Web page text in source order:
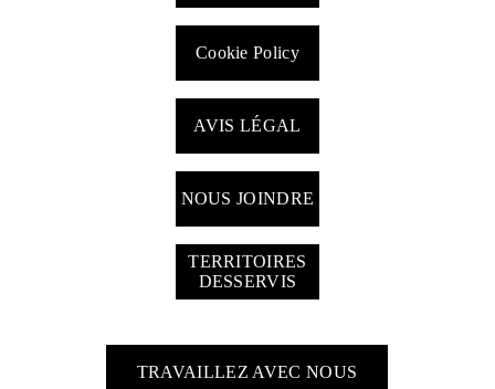
TRAVAILLEZ AVEC NOUS
AVIS LÉGAL
NOUS JOINDRE
TERRITOIRES
DESSERVIS
Cookie Policy